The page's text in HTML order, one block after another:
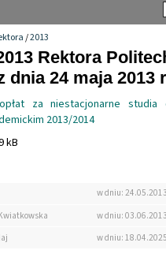
/2013
Rektora
dnia 24 maja 2013
za niestacjonarne studia
2013/2014
kB
w dniu: 24.05.2013
w dniu:
w dniu: